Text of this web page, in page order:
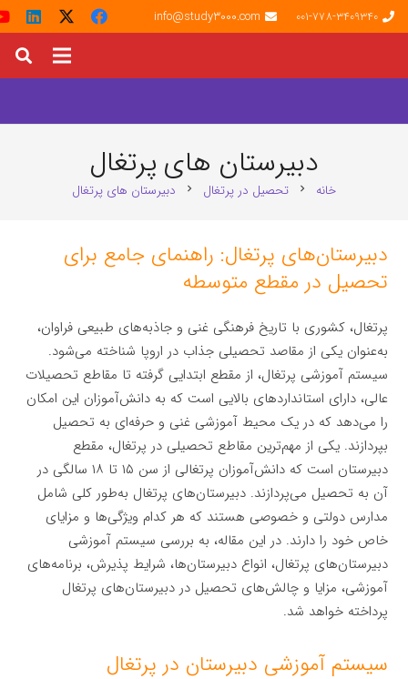
001-778-3409340
info@study3000.com
دبیرستان های پرتغال
خانه chevron_right تحصیل در پرتغال chevron_right دبیرستان های پرتغال
دبیرستان‌های پرتغال: راهنمای جامع برای
تحصیل در مقطع متوسطه
پرتغال، کشوری با تاریخ فرهنگی غنی و جاذبه‌های طبیعی فراوان،
به‌عنوان یکی از مقاصد تحصیلی جذاب در اروپا شناخته می‌شود.
سیستم آموزشی پرتغال، از مقطع ابتدایی گرفته تا مقاطع تحصیلات
عالی، دارای استانداردهای بالایی است که به دانش‌آموزان این امکان
را می‌دهد که در یک محیط آموزشی غنی و حرفه‌ای به تحصیل
بپردازند. یکی از مهم‌ترین مقاطع تحصیلی در پرتغال، مقطع
دبیرستان است که دانش‌آموزان پرتغالی از سن ۱۵ تا ۱۸ سالگی در
آن به تحصیل می‌پردازند. دبیرستان‌های پرتغال به‌طور کلی شامل
مدارس دولتی و خصوصی هستند که هر کدام ویژگی‌ها و مزایای
خاص خود را دارند. در این مقاله، به بررسی سیستم آموزشی
دبیرستان‌های پرتغال، انواع دبیرستان‌ها، شرایط پذیرش، برنامه‌های
آموزشی، مزایا و چالش‌های تحصیل در دبیرستان‌های پرتغال
پرداخته خواهد شد.
سیستم آموزشی دبیرستان در پرتغال